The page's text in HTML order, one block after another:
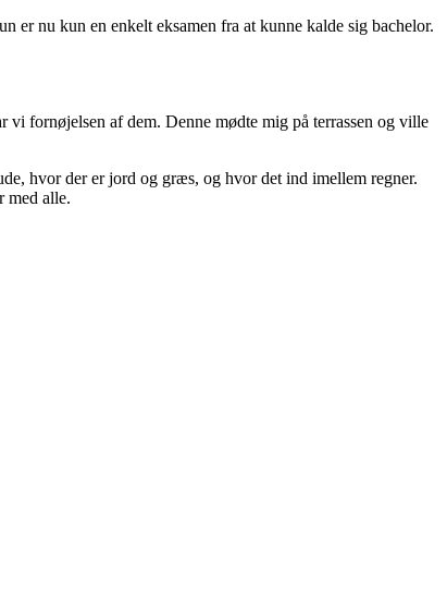
er nu kun en enkelt eksamen fra at kunne kalde sig bachelor.
vi fornøjelsen af dem. Denne mødte mig på terrassen og ville
hvor der er jord og græs, og hvor det ind imellem regner.
med alle.